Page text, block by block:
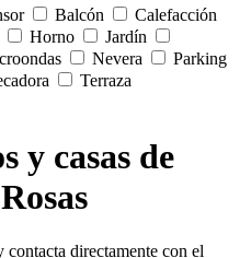
Balcón
Calefacción
Horno
Jardín
Nevera
Parking
Terraza
y casas de
directamente con el